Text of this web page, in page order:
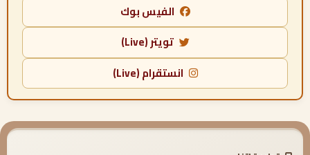
الفيس بوك
تويتر (Live)
انستقرام (Live)